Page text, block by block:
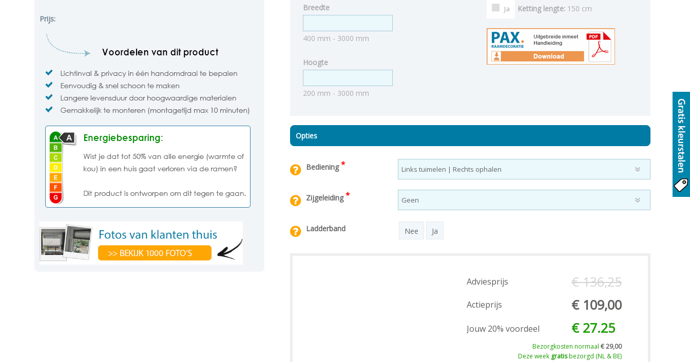
Prijs:
Breedte
400 mm - 3000 mm
Hoogte
200 mm - 3000 mm
Ja Ketting lengte: 150 cm
Opties
Bediening*
Zijgeleiding*
Ladderband Nee Ja
Adviesprijs € 136,25
Actieprijs € 109,00
Jouw 20% voordeel € 27.25
Bezorgkosten normaal € 29,00
Deze week gratisbezorgd (NL & BE)